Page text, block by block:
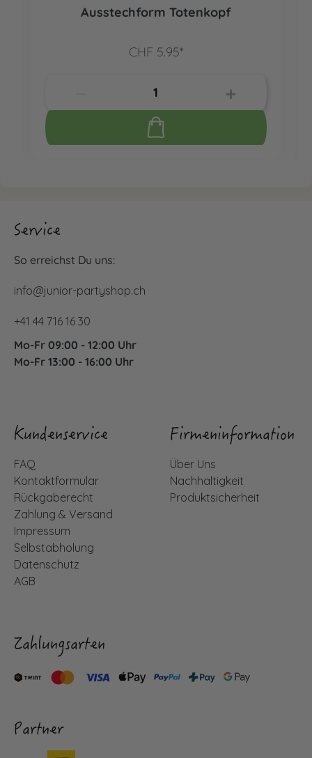
Ausstechform Totenkopf
CHF 5.95*
Service
So erreichst Du uns:
info@junior-partyshop.ch
+41 44 716 16 30
Mo-Fr 09:00 - 12:00 Uhr
Mo-Fr 13:00 - 16:00 Uhr
Kundenservice
FAQ
Kontaktformular
Rückgaberecht
Zahlung & Versand
Impressum
Selbstabholung
Datenschutz
AGB
Firmeninformation
Über Uns
Nachhaltigkeit
Produktsicherheit
Zahlungsarten
Partner